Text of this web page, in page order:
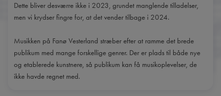
Dette bliver desværre ikke i 2023, grundet manglende tilladelser,
men vi krydser fingre for, at det vender tilbage i 2024.
Musikken på Fanø Vesterland stræber efter at ramme det brede
publikum med mange forskellige genrer. Der er plads til både nye
og etablerede kunstnere, så publikum kan få musikoplevelser, de
ikke havde regnet med.